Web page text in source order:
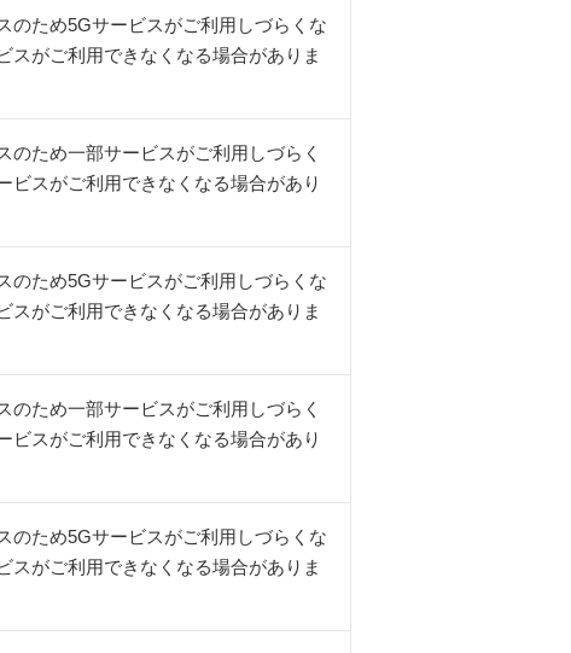
のため5Gサービスがご利用しづらくな
スがご利用できなくなる場合がありま
のため一部サービスがご利用しづらく
ビスがご利用できなくなる場合があり
のため5Gサービスがご利用しづらくな
スがご利用できなくなる場合がありま
のため一部サービスがご利用しづらく
ビスがご利用できなくなる場合があり
のため5Gサービスがご利用しづらくな
スがご利用できなくなる場合がありま